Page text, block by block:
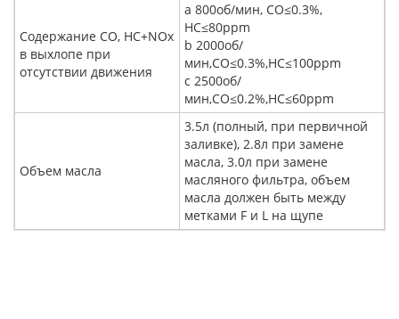
Содержание CO, HC+NOx
в выхлопе при
отсутствии движения
a 800об/мин, CO≤0.3%,
HC≤80ppm
b 2000об/
мин,CO≤0.3%,HC≤100ppm
c 2500об/
мин,CO≤0.2%,HC≤60ppm
Объем масла
3.5л (полный, при первичной
заливке), 2.8л при замене
масла, 3.0л при замене
масляного фильтра, объем
масла должен быть между
метками F и L на щупе